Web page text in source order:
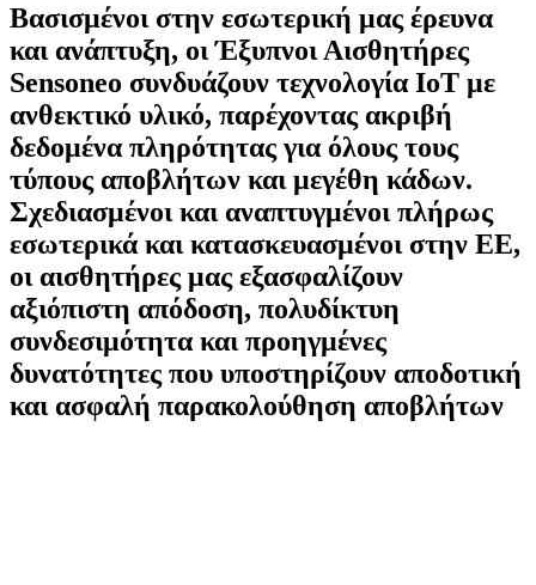
Βασισμένοι στην εσωτερική μας έρευνα
και ανάπτυξη, οι Έξυπνοι Αισθητήρες
Sensoneo συνδυάζουν τεχνολογία IoT με
ανθεκτικό υλικό, παρέχοντας ακριβή
δεδομένα πληρότητας για όλους τους
τύπους αποβλήτων και μεγέθη κάδων.
Σχεδιασμένοι και αναπτυγμένοι πλήρως
εσωτερικά και κατασκευασμένοι στην ΕΕ,
οι αισθητήρες μας εξασφαλίζουν
αξιόπιστη απόδοση, πολυδίκτυη
συνδεσιμότητα και προηγμένες
δυνατότητες που υποστηρίζουν αποδοτική
και ασφαλή παρακολούθηση αποβλήτων